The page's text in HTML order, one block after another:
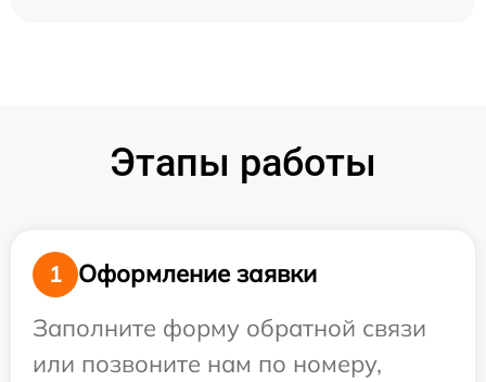
Этапы работы
1
Оформление заявки
Заполните форму обратной связи
или позвоните нам по номеру,